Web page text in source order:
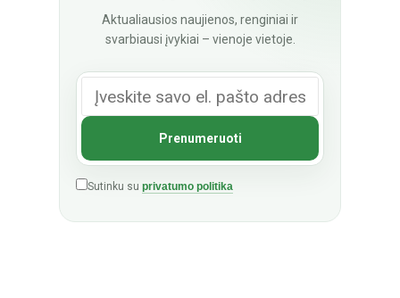
Aktualiausios naujienos, renginiai ir
svarbiausi įvykiai – vienoje vietoje.
Sutinku su privatumo politika